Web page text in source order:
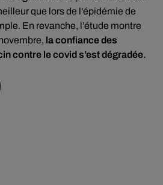
que lors de l'épidémie de
En revanche, l’étude montre
la confiance des
contre le covid s’est dégradée.